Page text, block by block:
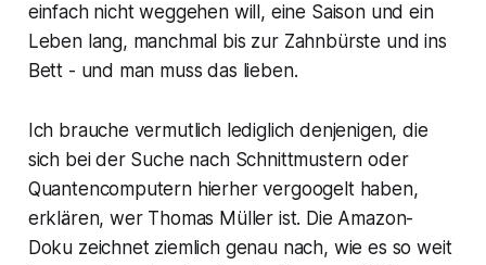
einfach nicht weggehen will, eine Saison und ein
Leben lang, manchmal bis zur Zahnbürste und ins
Bett - und man muss das lieben.
Ich brauche vermutlich lediglich denjenigen, die
sich bei der Suche nach Schnittmustern oder
Quantencomputern hierher vergoogelt haben,
erklären, wer Thomas Müller ist. Die Amazon-
Doku zeichnet ziemlich genau nach, wie es so weit